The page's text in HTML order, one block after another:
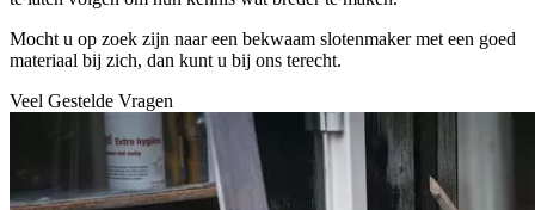
Mocht u op zoek zijn naar een bekwaam slotenmaker met een goed
materiaal bij zich, dan kunt u bij ons terecht.
Veel Gestelde Vragen